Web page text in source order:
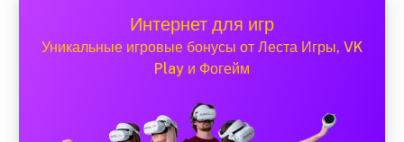
Интернет для игр
Уникальные игровые бонусы от Леста Игры, VK
Play и Фогейм